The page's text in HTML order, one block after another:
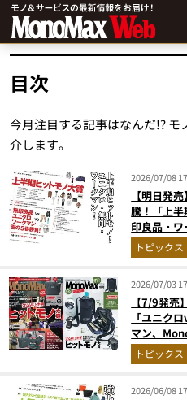
目次
今月注目する記事はなんだ!?
介します。
2026/07/08
【明日発
騰！「上
印良品・
MonoMax8
トピックス
2026/07/03
【7/9発売
「ユニク
マン、
トピックス
2026/06/08